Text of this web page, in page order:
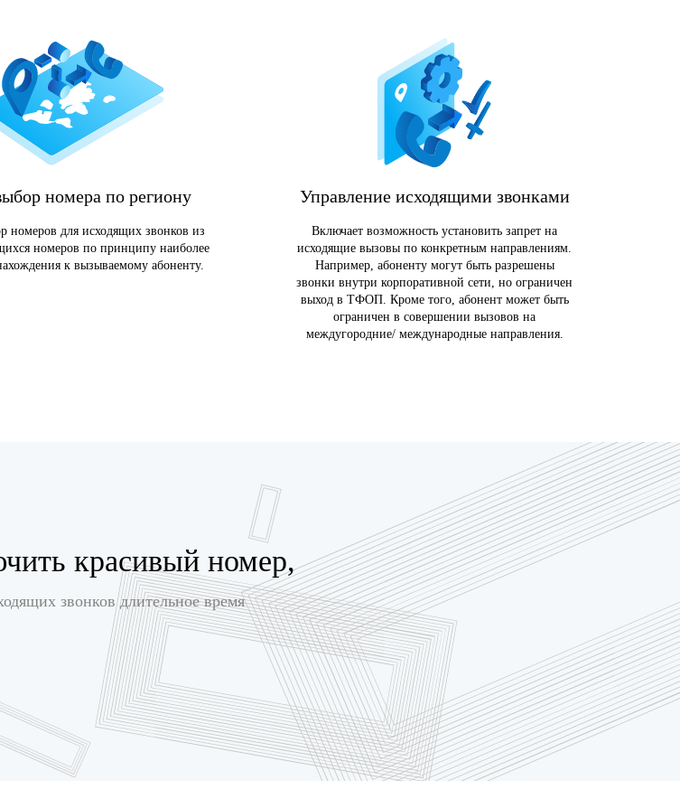
номера по региону
номеров для исходящих звонков из
номеров по принципу наиболее
к вызываемому абоненту.
Управление исходящими звонками
Включает возможность установить запрет на
исходящие вызовы по конкретным направлениям.
Например, абоненту могут быть разрешены
звонки внутри корпоративной сети, но ограничен
выход в ТФОП. Кроме того, абонент может быть
ограничен в совершении вызовов на
междугородние/ международные направления.
красивый номер,
звонков длительное время